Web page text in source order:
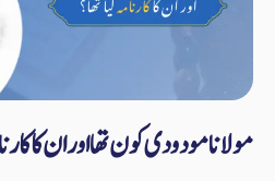
مولانا مودودی کون تھا اور ان کا